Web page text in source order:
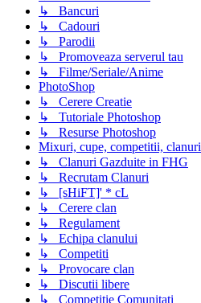
↳ Bancuri
↳ Cadouri
↳ Parodii
↳ Promoveaza serverul tau
↳ Filme/Seriale/Anime
PhotoShop
↳ Cerere Creatie
↳ Tutoriale Photoshop
↳ Resurse Photoshop
Mixuri, cupe, competitii, clanuri
↳ Clanuri Gazduite in FHG
↳ Recrutam Clanuri
↳ [sHiFT]' * cL
↳ Cerere clan
↳ Regulament
↳ Echipa clanului
↳ Competiti
↳ Provocare clan
↳ Discutii libere
↳ Competitie Comunitati